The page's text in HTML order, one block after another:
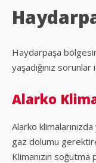
Haydarpaşa
yaşadığınız
Alarko
Alarko
gaz dolumu
Klimanızın soğutma